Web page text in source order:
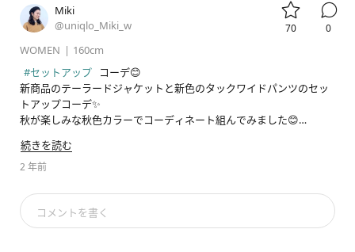
Miki
@uniqlo_Miki_w

70

0
WOMEN | 160cm
#セットアップ
コーデ😊
新商品のテーラードジャケットと新色のタックワイドパンツのセッ
トアップコーデ✨
秋が楽しみな秋色カラーでコーディネート組んでみました😊
#テーラードジャケット
#タックワイドパンツ
#クリーンベルト
#レザータッチスクエアショルダーバッグ
続きを読む
2 年前
コメントを書く